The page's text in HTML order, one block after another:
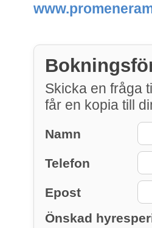
Skicka en fråga
får en kopia till
Namn
Telefon
Epost
Önskad